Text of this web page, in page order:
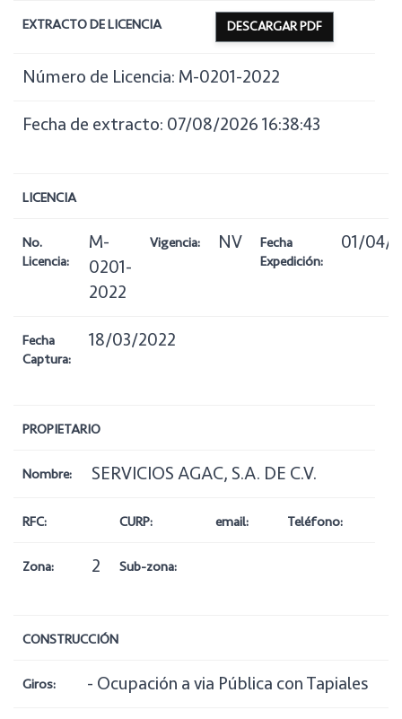
EXTRACTO DE LICENCIA DESCARGAR PDF
Número de Licencia: M-0201-2022
Fecha de extracto: 07/08/2026 16:38:43
LICENCIA
No.
Licencia:
M-
0201-
2022
Vigencia: NV
Fecha
Expedición:
01/04/
Fecha
Captura:
18/03/2022
PROPIETARIO
Nombre: SERVICIOS AGAC, S.A. DE C.V.
RFC: CURP: email: Teléfono:
Zona: 2 Sub-zona:
CONSTRUCCIÓN
Giros: - Ocupación a via Pública con Tapiales